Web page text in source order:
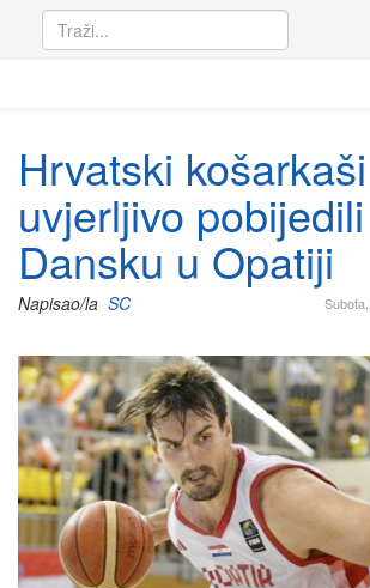
Hrvatski košarkaši
uvjerljivo pobijedili
Dansku u Opatiji
Napisao/la SC